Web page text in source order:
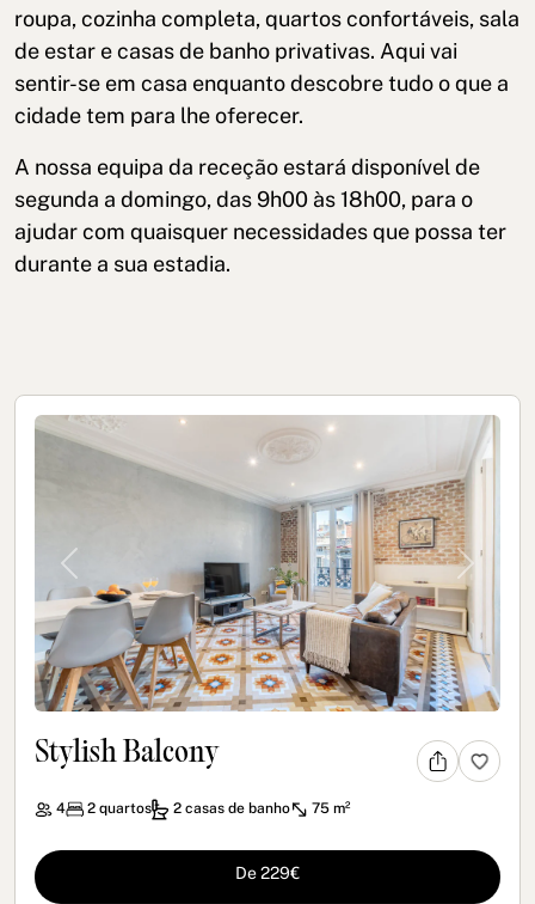
roupa, cozinha completa, quartos confortáveis, sala
de estar e casas de banho privativas. Aqui vai
sentir-se em casa enquanto descobre tudo o que a
cidade tem para lhe oferecer.
A nossa equipa da receção estará disponível de
segunda a domingo, das 9h00 às 18h00, para o
ajudar com quaisquer necessidades que possa ter
durante a sua estadia.
Previous Next
Stylish Balcony
4 2 quartos 2 casas de banho 75 m²
De 229€